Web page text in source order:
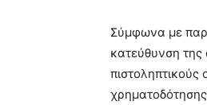
Σύμφωνα με
κατεύθυνση της
πιστοληπτικούς
χρηματοδότησης